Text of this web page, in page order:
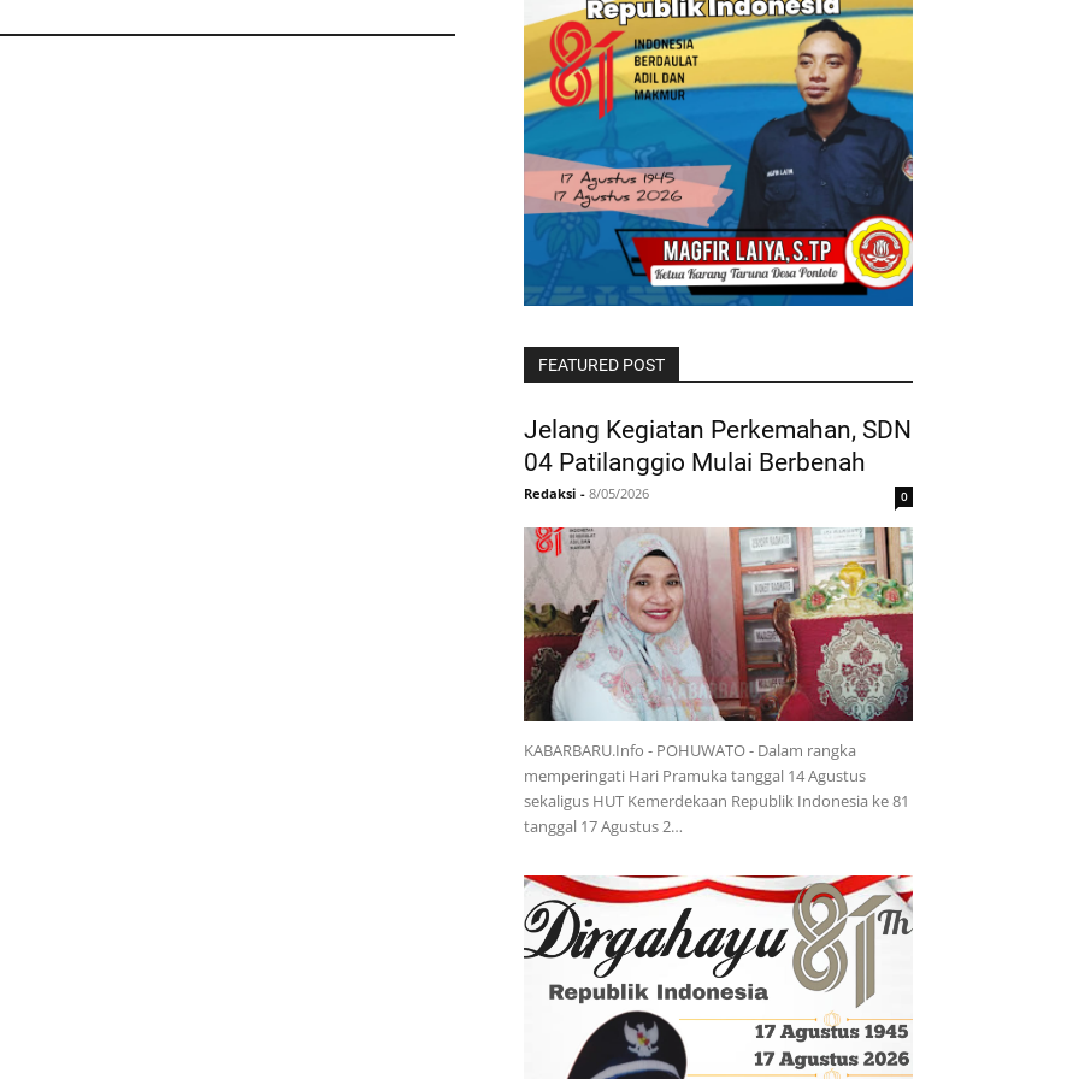
FEATURED POST
Jelang Kegiatan Perkemahan, SDN
04 Patilanggio Mulai Berbenah
Redaksi - 8/05/2026 0
KABARBARU.Info - POHUWATO - Dalam rangka
memperingati Hari Pramuka tanggal 14 Agustus
sekaligus HUT Kemerdekaan Republik Indonesia ke 81
tanggal 17 Agustus 2…